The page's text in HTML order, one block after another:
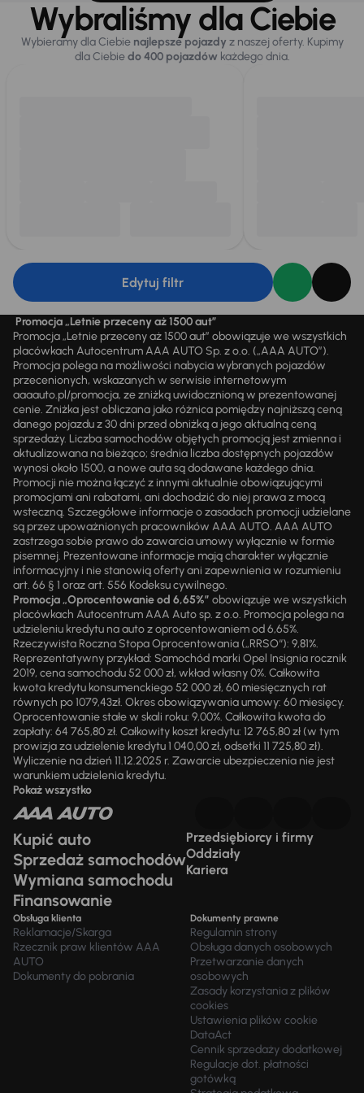
Wybraliśmy dla Ciebie
Wybieramy dla Ciebie najlepsze pojazdy z naszej oferty. Kupimy
dla Ciebiedo 400 pojazdówkażdego dnia.
Edytuj filtr
Promocja „Letnie przeceny aż 1500 aut”
Promocja „Letnie przeceny aż 1500 aut” obowiązuje we wszystkich
placówkach Autocentrum AAA AUTO Sp. z o.o. („AAA AUTO”).
Promocja polega na możliwości nabycia wybranych pojazdów
przecenionych, wskazanych w serwisie internetowym
aaaauto.pl/promocja, ze zniżką uwidocznioną w prezentowanej
cenie. Zniżka jest obliczana jako różnica pomiędzy najniższą ceną
danego pojazdu z 30 dni przed obniżką a jego aktualną ceną
sprzedaży. Liczba samochodów objętych promocją jest zmienna i
aktualizowana na bieżąco; średnia liczba dostępnych pojazdów
wynosi około 1500, a nowe auta są dodawane każdego dnia.
Promocji nie można łączyć z innymi aktualnie obowiązującymi
promocjami ani rabatami, ani dochodzić do niej prawa z mocą
wsteczną. Szczegółowe informacje o zasadach promocji udzielane
są przez upoważnionych pracowników AAA AUTO. AAA AUTO
zastrzega sobie prawo do zawarcia umowy wyłącznie w formie
pisemnej. Prezentowane informacje mają charakter wyłącznie
informacyjny i nie stanowią oferty ani zapewnienia w rozumieniu
art. 66 § 1 oraz art. 556 Kodeksu cywilnego.
Promocja „Oprocentowanie od 6,65%” obowiązuje we wszystkich
placówkach Autocentrum AAA Auto sp. z o.o. Promocja polega na
udzieleniu kredytu na auto z oprocentowaniem od 6,65%.
Rzeczywista Roczna Stopa Oprocentowania („RRSO“): 9,81%.
Reprezentatywny przykład: Samochód marki Opel Insignia rocznik
2019, cena samochodu 52 000 zł, wkład własny 0%. Całkowita
kwota kredytu konsumenckiego 52 000 zł, 60 miesięcznych rat
równych po 1079,43zł. Okres obowiązywania umowy: 60 miesięcy.
Oprocentowanie stałe w skali roku: 9,00%. Całkowita kwota do
zapłaty: 64 765,80 zł. Całkowity koszt kredytu: 12 765,80 zł (w tym
prowizja za udzielenie kredytu 1 040,00 zł, odsetki 11 725,80 zł).
Wyliczenie na dzień 11.12.2025 r. Zawarcie ubezpieczenia nie jest
warunkiem udzielenia kredytu.
Pokaż wszystko
Kupić auto
Sprzedaż samochodów
Wymiana samochodu
Finansowanie
Przedsiębiorcy i firmy
Oddziały
Kariera
Obsługa klienta
Reklamacje/Skarga
Rzecznik praw klientów AAA
AUTO
Dokumenty do pobrania
Dokumenty prawne
Regulamin strony
Obsługa danych osobowych
Przetwarzanie danych
osobowych
Zasady korzystania z plików
cookies
Ustawienia plików cookie
DataAct
Cennik sprzedaży dodatkowej
Regulacje dot. płatności
gotówką